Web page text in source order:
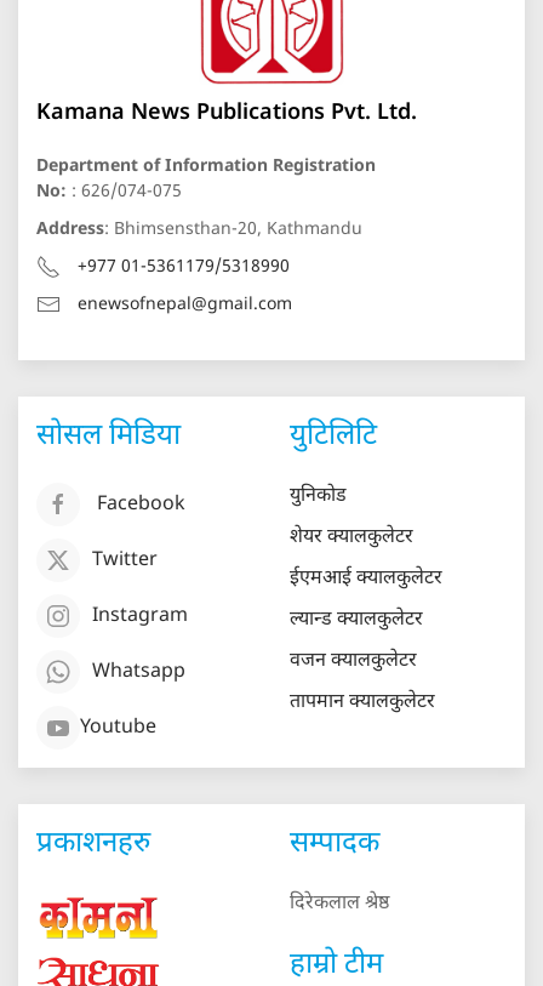
Kamana News Publications Pvt. Ltd.
Department of Information Registration
No: : 626/074-075
Address: Bhimsensthan-20, Kathmandu
+977 01-5361179/5318990
enewsofnepal@gmail.com
सोसल मिडिया
Facebook
Twitter
Instagram
Whatsapp
Youtube
युटिलिटि
युनिकोड
शेयर क्यालकुलेटर
ईएमआई क्यालकुलेटर
ल्यान्ड क्यालकुलेटर
वजन क्यालकुलेटर
तापमान क्यालकुलेटर
प्रकाशनहरु सम्पादक
दिरेकलाल श्रेष्ठ
हाम्रो टीम